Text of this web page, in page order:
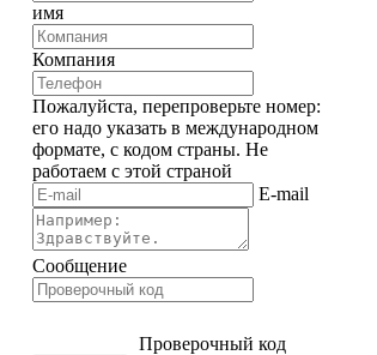
имя
Компания
Пожалуйста, перепроверьте номер:
его надо указать в международном
формате, с кодом страны. Не
работаем с этой страной
E-mail
Сообщение
Проверочный код